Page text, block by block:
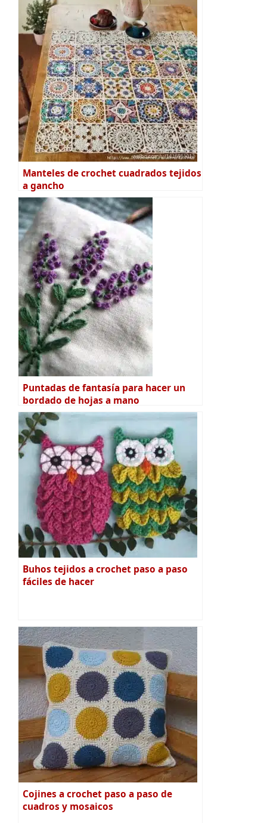
Manteles de crochet cuadrados tejidos
a gancho
Puntadas de fantasía para hacer un
bordado de hojas a mano
Buhos tejidos a crochet paso a paso
fáciles de hacer
Cojines a crochet paso a paso de
cuadros y mosaicos